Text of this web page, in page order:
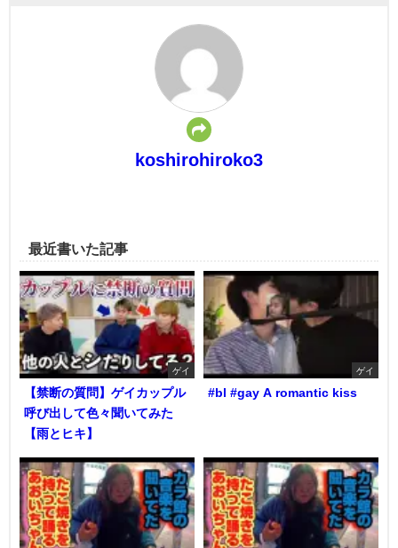
koshirohiroko3
最近書いた記事
ゲイ
【禁断の質問】ゲイカップル
呼び出して色々聞いてみた
【雨とヒキ】
ゲイ
#bl #gay A romantic kiss